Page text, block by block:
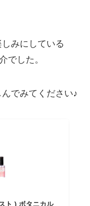
みにしている
でした。
でみてください♪
ト ) ボタニカル